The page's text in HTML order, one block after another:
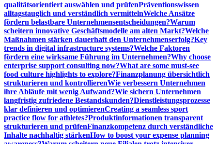
qualitätsorientiert auswählen und prüfenPräventionswissen
alltagstauglich und verständlich vermittelnWelche Ansätze
fördern belastbare Unternehmensentscheidungen?Warum
scheitern innovative Geschäftsmodelle am alten Markt?Welche
Maßnahmen stärken dauerhaft den Unternehmenserfolg?Key
trends in digital infrastructure systems?Welche Faktoren
fördern eine wirksame Führung im Unternehmen?Why choose
enterprise support consulting now?What are some must-see
food culture highlights to explore?Finanzplanung übersichtlich
strukturieren und kontrollierenWie verbessern Unternehmen
ihre Abläufe mit wenig Aufwand?Wie sichern Unternehmen
langfristig zufriedene Bestandskunden?Dienstleistungsprozesse
klar definieren und optimierenCreating a seamless sport
practice flow for athletes?Produktinformationen transparent
strukturieren und prüfenFinanzkompetenz durch verständliche
Inhalte nachhaltig stärkenHow to boost your expense planning